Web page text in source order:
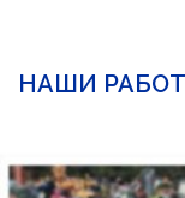
НАШИ